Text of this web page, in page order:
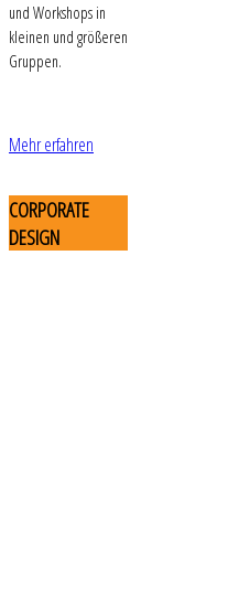
und Workshops in
kleinen und größeren
Gruppen.
Mehr erfahren
CORPORATE
DESIGN